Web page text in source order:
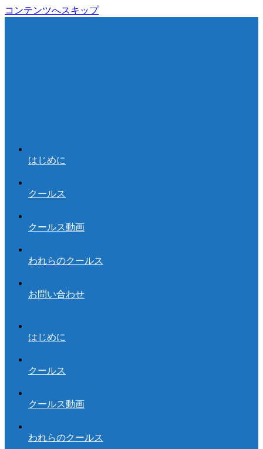
コンテンツへスキップ
はじめに
クールス
クールス動画
われらのクールス
お問い合わせ
はじめに
クールス
クールス動画
われらのクールス